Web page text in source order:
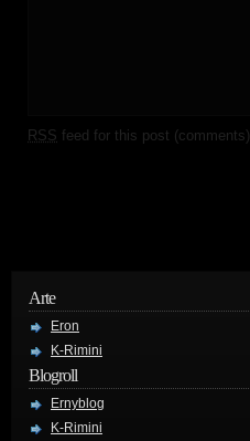
RSS feed for this post (comments)
Arte
Eron
K-Rimini
Blogroll
Ernyblog
K-Rimini